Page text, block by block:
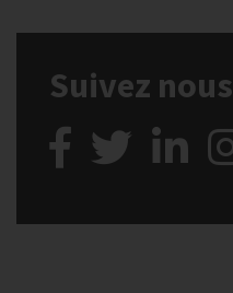
Suivez nous